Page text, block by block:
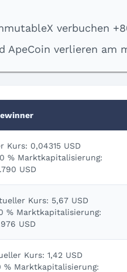
verbuchen
ApeCoin verlieren am
Kurs: 0,04315 USD
% Marktkapitalisierung:
USD
Kurs: 5,67 USD
% Marktkapitalisierung:
USD
Kurs: 1,42 USD
% Marktkapitalisierung: